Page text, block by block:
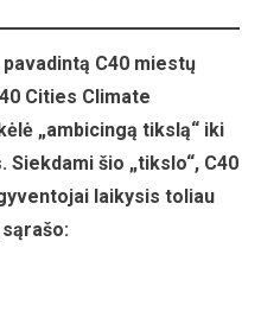
Mėsos,
Pieno
Nuosavų
Automobilių
Vartojimą
C40 miestų
Cities Climate
„ambicingą tikslą“ iki
Siekdami šio „tikslo“, C40
laikysis toliau